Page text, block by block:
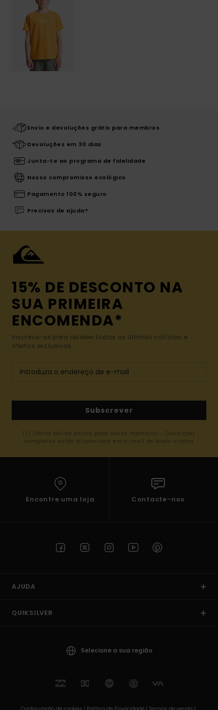
Envio e devoluções grátis para membros
Devoluções em 30 dias
Junta-te ao programa de fidelidade
Nosso compromisso ecológico
Pagamento 100% seguro
Precisas de ajuda?
15% DE DESCONTO NA
SUA PRIMEIRA
ENCOMENDA*
Inscreva-se para receber todas as últimas notícias e
ofertas exclusivas.
Subscrever
(*) Oferta válida online para novos membros - Condições
completas estão disponíveis em e-mail de boas-vindas
Encontre uma loja Contacte-nos
AJUDA
QUIKSILVER
Selecione a sua região